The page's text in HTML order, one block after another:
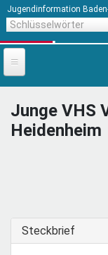
Jugendinformation
Startseite
News
Jugendnetz
Junge VHS
Heidenheim
Ausblenden
Steckbrief